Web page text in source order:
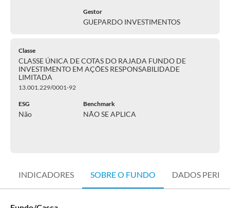
Gestor
GUEPARDO INVESTIMENTOS
Classe
CLASSE ÚNICA DE COTAS DO RAJADA FUNDO DE
INVESTIMENTO EM AÇÕES RESPONSABILIDADE
LIMITADA
13.001.229/0001-92
ESG
Não
Benchmark
NÃO SE APLICA
INDICADORES SOBRE O FUNDO DADOS